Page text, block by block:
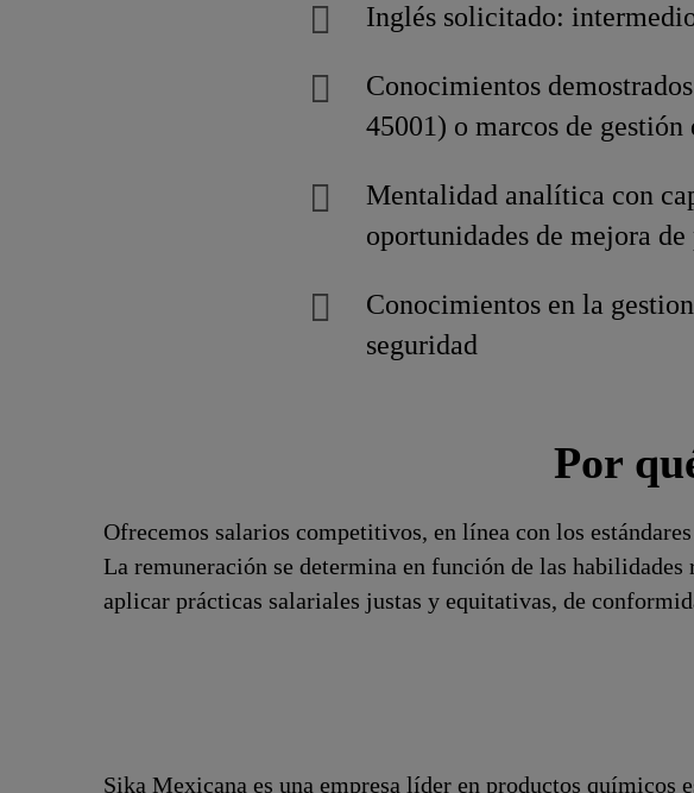
Inglés solicitado:
Conocimientos
45001) o marcos de
Mentalidad analítica con
oportunidades de mejora de
Conocimientos en la
seguridad
Por
Ofrecemos salarios competitivos, en línea con los
La remuneración se determina en función de las
aplicar prácticas salariales justas y equitativas, de
Sika Mexicana es una empresa líder en productos